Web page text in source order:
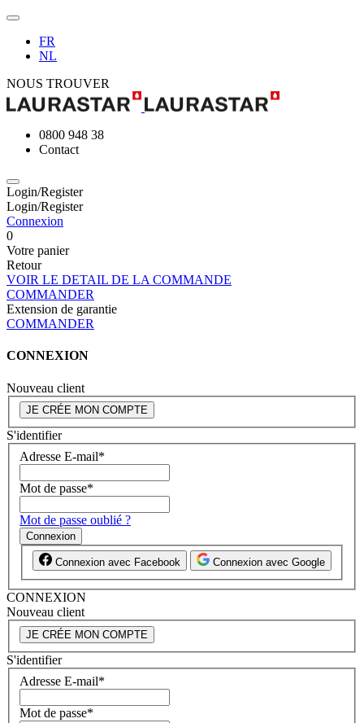
FR
NL
NOUS TROUVER
0800 948 38
Contact
Login/Register
Login/Register
Connexion
0
Votre panier
Retour
VOIR LE DETAIL DE LA COMMANDE
COMMANDER
Extension de garantie
COMMANDER
CONNEXION
Nouveau client
JE CRÉE MON COMPTE
S'identifier
Adresse E-mail*
Mot de passe*
Mot de passe oublié ?
Connexion
Connexion avec Facebook Connexion avec Google
CONNEXION
Nouveau client
JE CRÉE MON COMPTE
S'identifier
Adresse E-mail*
Mot de passe*